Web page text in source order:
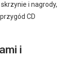
i nagrody,
CD
i